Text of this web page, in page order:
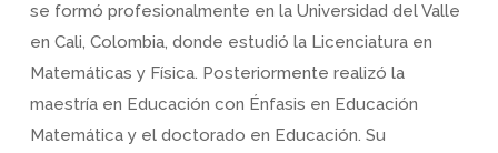
se formó profesionalmente en la Universidad del Valle
en Cali, Colombia, donde estudió la Licenciatura en
Matemáticas y Física. Posteriormente realizó la
maestría en Educación con Énfasis en Educación
Matemática y el doctorado en Educación. Su